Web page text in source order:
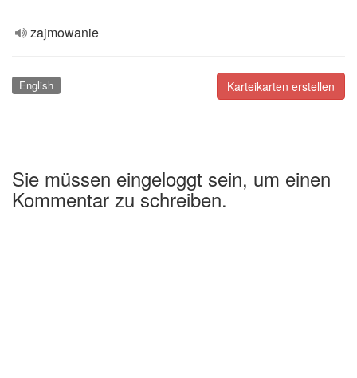
zajmowanie
Karteikarten erstellen
English
Sie müssen eingeloggt sein, um einen
Kommentar zu schreiben.